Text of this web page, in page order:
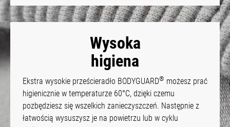
Wysoka
higiena
Ekstra wysokie prześcieradło BODYGUARD® możesz prać
higienicznie w temperaturze 60°C, dzięki czemu
pozbędziesz się wszelkich zanieczyszczeń. Następnie z
łatwością wysuszysz je na powietrzu lub w cyklu